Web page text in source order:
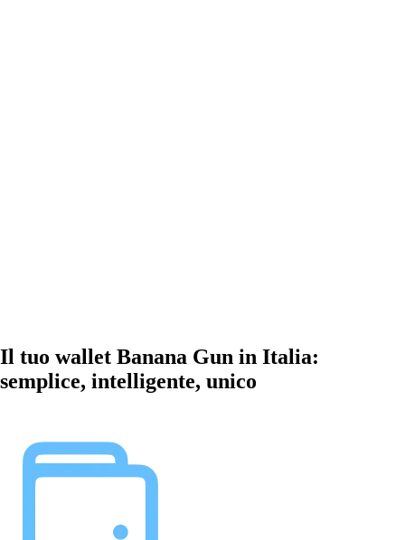
Il tuo wallet Banana Gun in Italia:
semplice, intelligente, unico